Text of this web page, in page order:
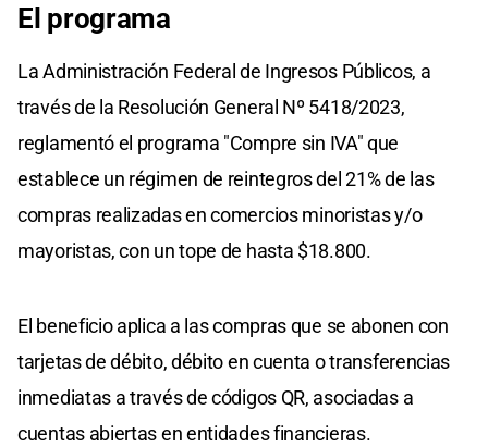
El programa
La Administración Federal de Ingresos Públicos, a
través de la Resolución General Nº 5418/2023,
reglamentó el programa "Compre sin IVA" que
establece un régimen de reintegros del 21% de las
compras realizadas en comercios minoristas y/o
mayoristas, con un tope de hasta $18.800.
El beneficio aplica a las compras que se abonen con
tarjetas de débito, débito en cuenta o transferencias
inmediatas a través de códigos QR, asociadas a
cuentas abiertas en entidades financieras.